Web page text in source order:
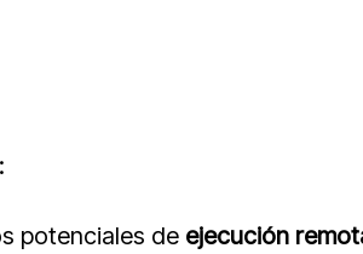
potenciales de ejecución